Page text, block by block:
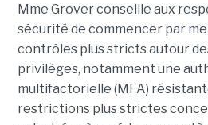
Mme Grover conseille aux
sécurité de commencer par
contrôles plus stricts autour
privilèges, notamment une
multifactorielle (MFA)
restrictions plus strictes